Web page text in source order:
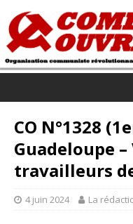
CO N°1328
Guadeloupe
travailleurs
4 juin 2024 La